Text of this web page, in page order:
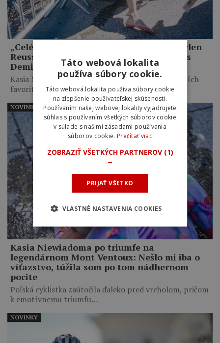
„Celé mi to pripadalo trochu hlúpe.“ Marlen
Reusser priznala zbytočné taktizovanie s
Demi Vollering na Mont Ventoux
Kasia Niewiadoma využila taktické váhanie najväčších
favoritiek, necelých desať kilometrov…
Kasia Niewiadoma po triumfe na
legendárnom Mont Ventoux: Nešlo mi iba o
víťazstvo, túžila som po tom nádhernom
pocite
Poľská cyklistka zaútočila ďaleko pred vrcholom, pričom
k emotívnemu triumfu…
NOVINKY
NOVINKY
Táto webová lokalita
používa súbory cookie.
Táto webová lokalita používa súbory cookie
na zlepšenie používateľskej skúsenosti.
Používaním našej webovej lokality vyjadrujete
súhlas s používaním všetkých súborov cookie
v súlade s našimi zásadami používania
súborov cookie. Prečítať viac
ZOBRAZIŤ VŠETKÝCH PARTNEROV (1)
→
PRIJAŤ VŠETKO
VLASTNÉ NASTAVENIA COOKIES